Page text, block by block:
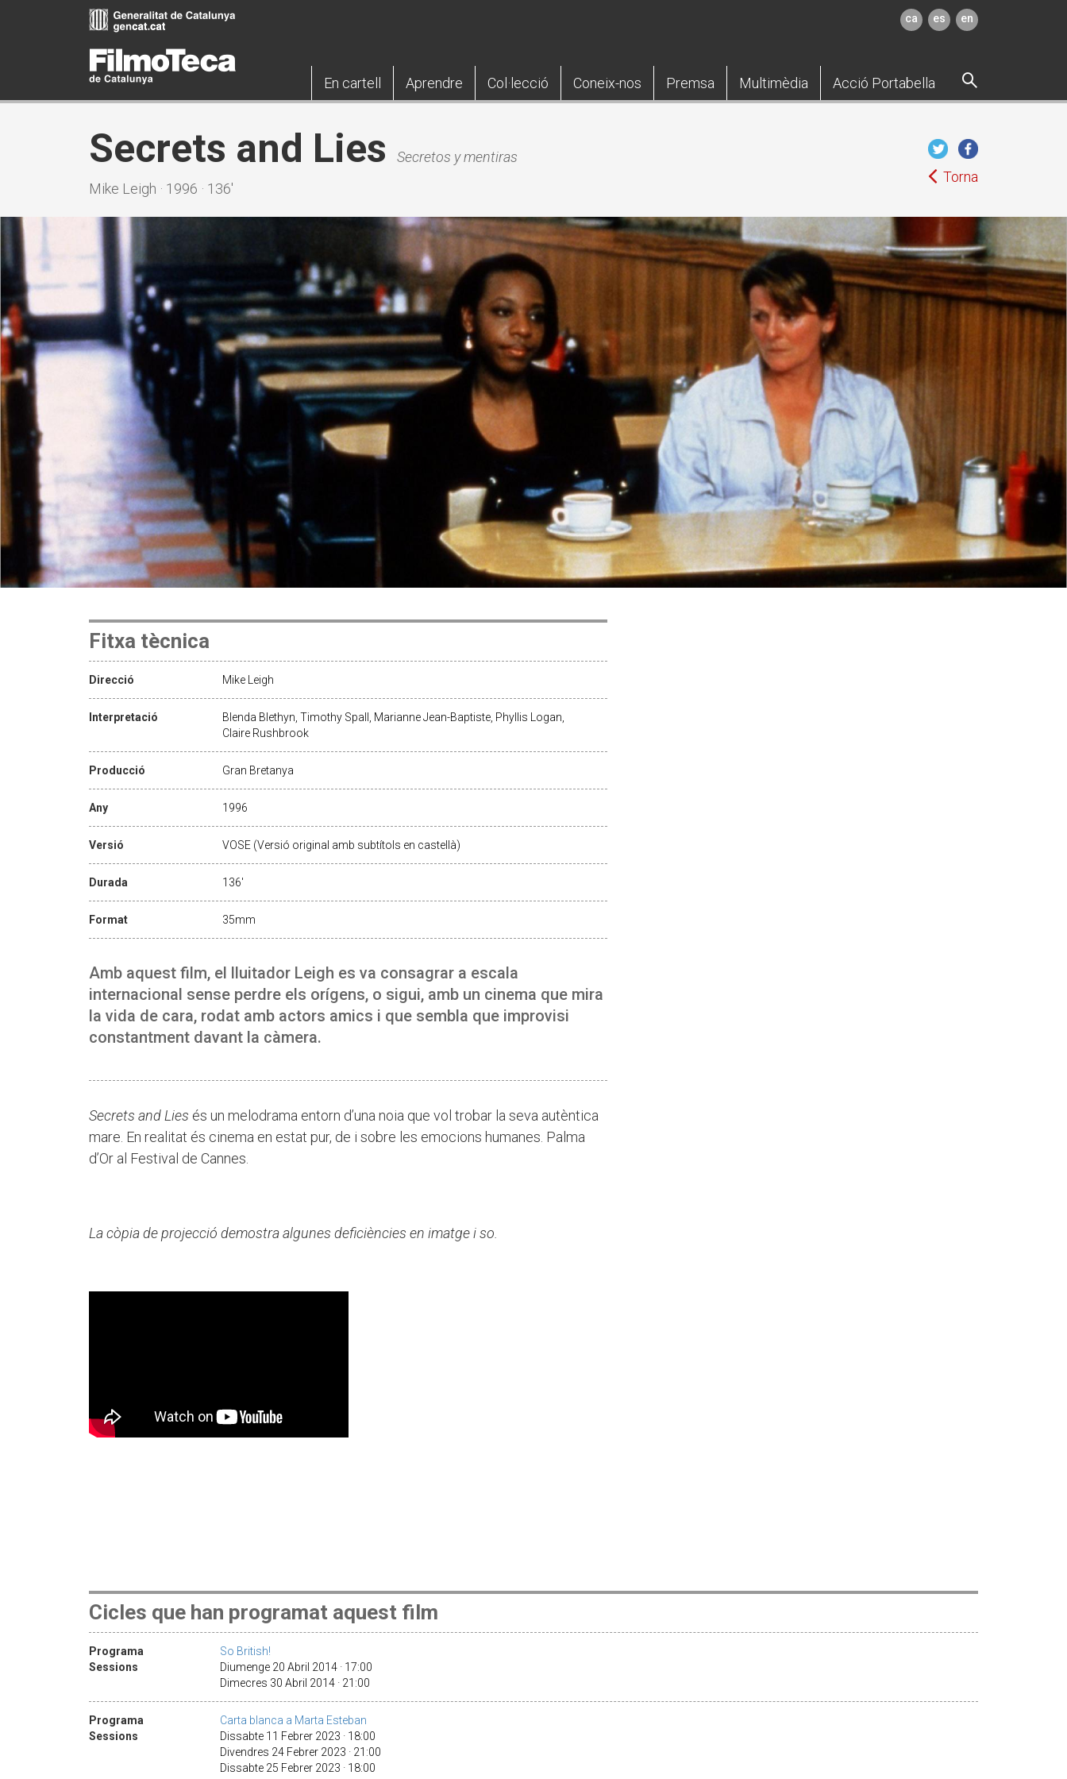
ca es en
En cartell Aprendre Col·lecció Coneix-nos Premsa Multimèdia Acció Portabella
Secrets and Lies
Secretos y mentiras
Mike Leigh · 1996 · 136'
Torna
Fitxa tècnica
Direcció Mike Leigh
Interpretació
Blenda Blethyn, Timothy Spall, Marianne Jean-Baptiste, Phyllis Logan,
Claire Rushbrook
Producció Gran Bretanya
Any 1996
Versió VOSE (Versió original amb subtítols en castellà)
Durada 136'
Format 35mm
Amb aquest film, el lluitador Leigh es va consagrar a escala
internacional sense perdre els orígens, o sigui, amb un cinema que mira
la vida de cara, rodat amb actors amics i que sembla que improvisi
constantment davant la càmera.
Secrets and Lies és un melodrama entorn d’una noia que vol trobar la seva autèntica
mare. En realitat és cinema en estat pur, de i sobre les emocions humanes. Palma
d’Or al Festival de Cannes.
La còpia de projecció demostra algunes deficiències en imatge i so.
Cicles que han programat aquest film
Programa
So British!
Sessions
Diumenge 20 Abril 2014 · 17:00
Dimecres 30 Abril 2014 · 21:00
Programa
Carta blanca a Marta Esteban
Sessions
Dissabte 11 Febrer 2023 · 18:00
Divendres 24 Febrer 2023 · 21:00
Dissabte 25 Febrer 2023 · 18:00